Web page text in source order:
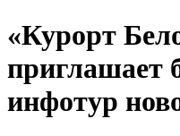
«Курорт
приглашает
инфотур